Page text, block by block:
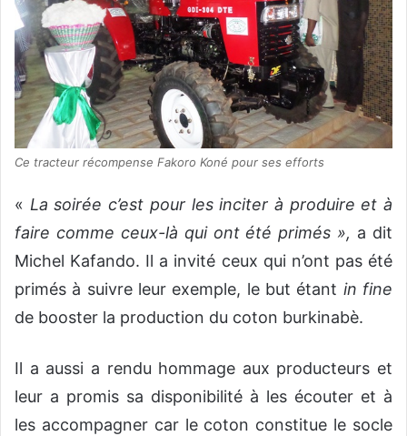
Ce tracteur récompense Fakoro Koné pour ses efforts
« La soirée c’est pour les inciter à produire et à
faire comme ceux-là qui ont été primés », a dit
Michel Kafando. Il a invité ceux qui n’ont pas été
primés à suivre leur exemple, le but étant in fine
de booster la production du coton burkinabè.
Il a aussi a rendu hommage aux producteurs et
leur a promis sa disponibilité à les écouter et à
les accompagner car le coton constitue le socle